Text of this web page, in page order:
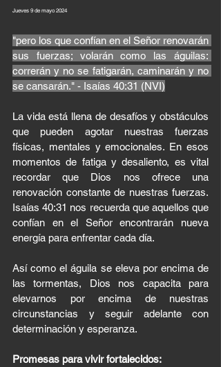
Jueves 9 de mayo 2024
"pero los que confían en el Señor renovarán
sus fuerzas; volarán como las águilas:
correrán y no se fatigarán, caminarán y no
se cansarán." - Isaías 40:31 (NVI)
La vida está llena de desafíos y obstáculos
que pueden agotar nuestras fuerzas
físicas, mentales y emocionales. En esos
momentos de fatiga y desaliento, es vital
recordar que Dios nos ofrece una
renovación constante de nuestras fuerzas.
Isaías 40:31 nos recuerda que aquellos que
confían en el Señor encontrarán nueva
energía para enfrentar cada día.
Así como el águila se eleva por encima de
las tormentas, Dios nos capacita para
elevarnos por encima de nuestras
circunstancias y seguir adelante con
determinación y esperanza.
Promesas para vivir fortalecidos: